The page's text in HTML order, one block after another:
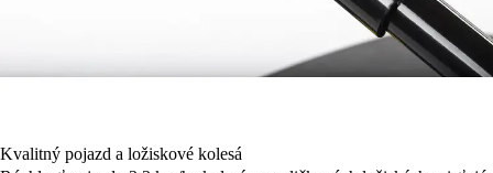
Kvalitný pojazd a ložiskové kolesá